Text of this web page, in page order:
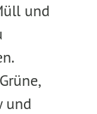
und
und